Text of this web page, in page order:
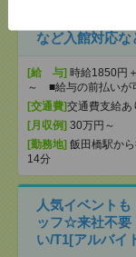
時給1850円＊
など入館対応
[給 与] 時給1850円
～ ■給与の前払いが
[交通費]交通費支給あ
[月収例] 30万円～
[勤務地] 飯田橋駅か
14分
人気イベント
ッフ☆来社不要
い/T1[アルバイ